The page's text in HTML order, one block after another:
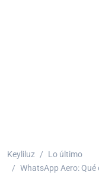
Keyliluz
Lo último
WhatsApp Aero: